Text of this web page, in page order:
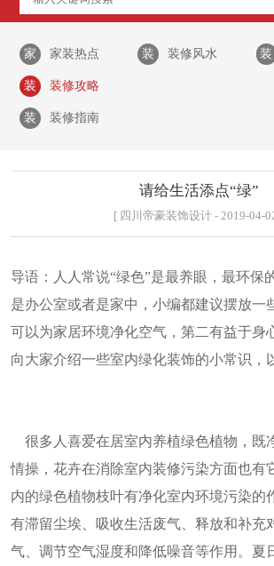
家 家装热点 装 装修风水 装
装 装修攻略
装 装修指南
请给生活添点“绿”
[ 四川帝豪装饰设计 - 2019-04-
导语：人人常说“绿色”是最养眼，最环保
是办公室或者是家中，小编都建议摆放一
可以为家居环境净化空气，第二有益于身
向大家介绍一些室内绿化装饰的小常识，
很多人喜爱在居室内养植绿色植物，既
情操，花卉在消除室内装修污染方面也有
内的绿色植物枝叶有净化室内环境污染的
有滞留尘埃、吸收生活废气、释放和补充
气、调节空气湿度和降低噪音等作用。夏